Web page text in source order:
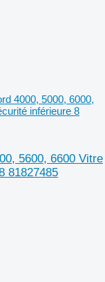
4000, 5000, 6000,
inférieure 8
5600, 6600 Vitre
81827485